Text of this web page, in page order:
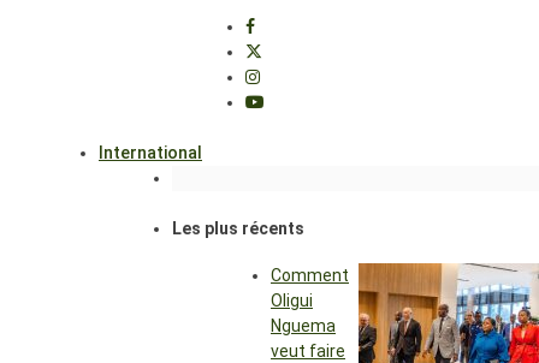
International
Les plus récents
Comment
Oligui
Nguema
veut faire